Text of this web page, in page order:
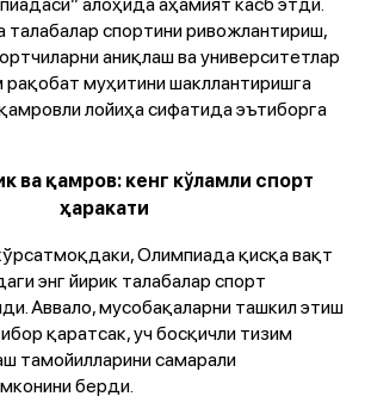
спортини ривожлантириш,
аниқлаш ва университетлар
муҳитини шакллантиришга
лойиҳа сифатида эътиборга
ва қамров: кенг кўламли спорт
ҳаракати
Олимпиада қисқа вақт
энг йирик талабалар спорт
Аввало, мусобақаларни ташкил этиш
қаратсак, уч босқичли тизим
тамойилларини самарали
берди.